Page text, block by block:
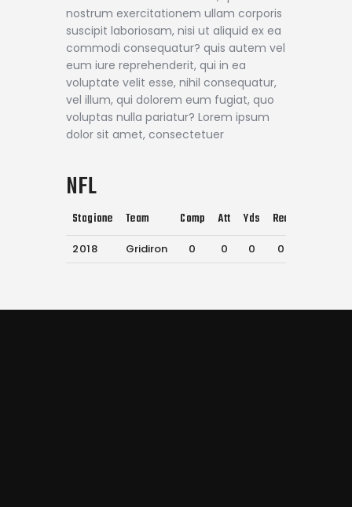
nostrum exercitationem ullam corporis
suscipit laboriosam, nisi ut aliquid ex ea
commodi consequatur? quis autem vel
eum iure reprehenderit, qui in ea
voluptate velit esse, nihil consequatur,
vel illum, qui dolorem eum fugiat, quo
voluptas nulla pariatur? Lorem ipsum
dolor sit amet, consectetuer
NFL
Stagione Team Comp Att Yds Rec
2018 Gridiron 0 0 0 0